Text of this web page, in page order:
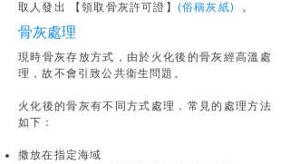
取人發出 【領取骨灰許可證】 (俗稱灰紙) 。
骨灰處理
現時骨灰存放方式，由於火化後的骨灰經高溫處
理，故不會引致公共衞生問題。
火化後的骨灰有不同方式處理，常見的處理方法
如下：
撒放在指定海域